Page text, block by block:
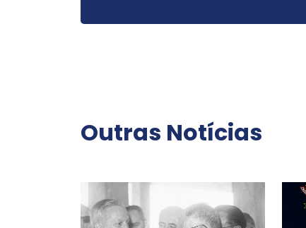
Outras Notícias